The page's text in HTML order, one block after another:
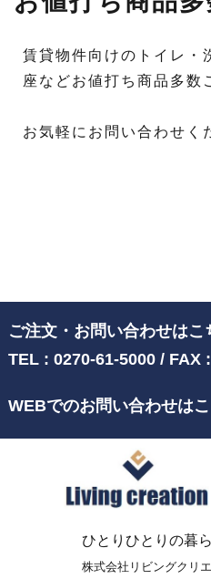
賃貸物件向けのトイレ・
座などお値打ち商品多数
お気軽にお問い合わせく
ご注文・お問い合わせはこ
TEL : 0270-61-5000 / FAX
WEBでのお問い合わせは
ひとりひとりの暮
株式会社リビングクリ